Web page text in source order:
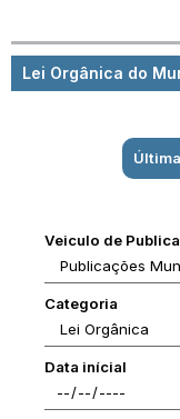
Lei Orgânica do
Veiculo de
Categoria
Data inícial